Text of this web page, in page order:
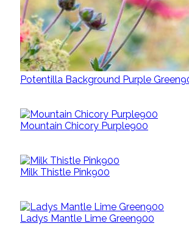
Potentilla Background Purple
Mountain Chicory Purple900
Milk Thistle Pink900
Ladys Mantle Lime Green900